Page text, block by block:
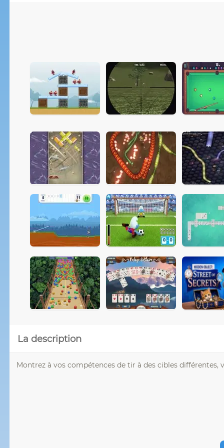
La description
Montrez à vos compétences de tir à des cibles